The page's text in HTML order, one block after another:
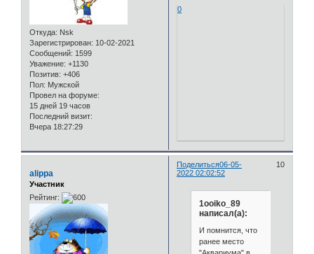
Откуда: Nsk
Зарегистрирован: 10-02-2021
Сообщений: 1599
Уважение: +1130
Позитив: +406
Пол: Мужской
Провел на форуме:
15 дней 19 часов
Последний визит:
Вчера 18:27:29
0
Поделиться 10
06-05-
2022 02:02:52
alippa
Участник
Рейтинг:
1ooiko_89
написал(а):
И помнится, что
ранее место